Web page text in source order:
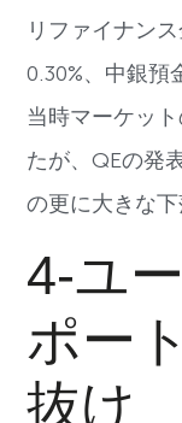
リファイナン
0.30%、中銀預
当時マーケッ
たが、QEの発
の更に大きな下
4-ユ
ポー
抜け